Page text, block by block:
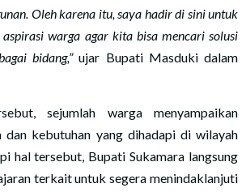
Oleh karena itu, saya hadir di sini untuk
aspirasi warga agar kita bisa mencari solusi
bidang,”ujar Bupati Masduki dalam
sejumlah warga menyampaikan
dan kebutuhan yang dihadapi di wilayah
hal tersebut, Bupati Sukamara langsung
terkait untuk segera menindaklanjuti